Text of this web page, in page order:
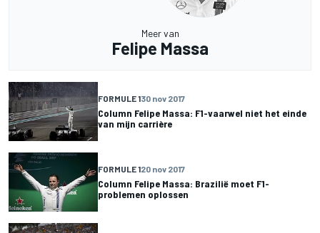
Meer van
Felipe Massa
FORMULE 130 nov 2017
Column Felipe Massa: F1-vaarwel niet het einde
van mijn carrière
FORMULE 120 nov 2017
Column Felipe Massa: Brazilië moet F1-
problemen oplossen